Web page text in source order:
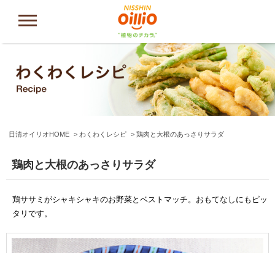
日清オイリオHOME わくわくレシピ 鶏肉と大根のあっさりサラダ
鶏肉と大根のあっさりサラダ
鶏ササミがシャキシャキのお野菜とベストマッチ。おもてなしにもピッ
タリです。